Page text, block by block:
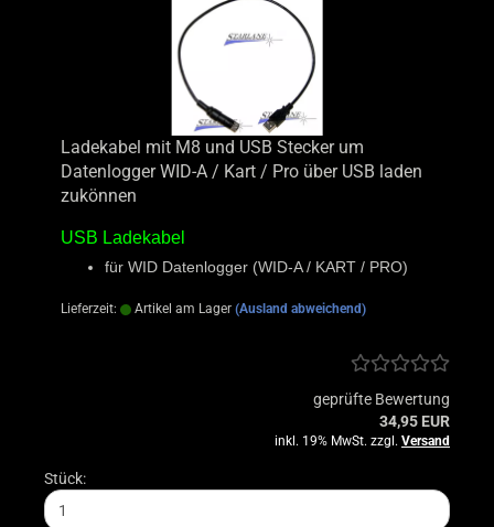
Ladekabel mit M8 und USB Stecker um
Datenlogger WID-A / Kart / Pro über USB laden
zukönnen
USB Ladekabel
für WID Datenlogger (WID-A / KART / PRO)
Lieferzeit: Artikel am Lager (Ausland abweichend)
geprüfte Bewertung
34,95 EUR
inkl. 19% MwSt. zzgl. Versand
Stück: